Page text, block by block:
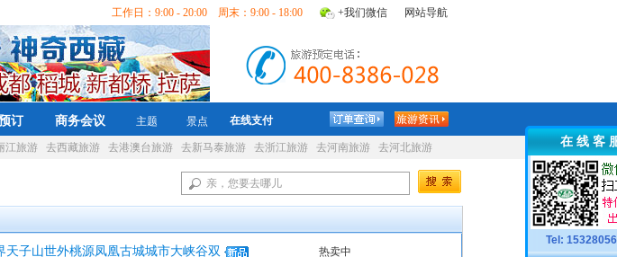
网站导航
工作日：9:00 - 20:00 周末：9:00 - 18:00 +我们微信
订 商务会议 主题 景点 在线支付
江旅游 去西藏旅游 去港澳台旅游 去新马泰旅游 去浙江旅游 去河南旅游 去河北旅游
天子山世外桃源凤凰古城城市大峡谷双 热卖中
在 线 客
Tel: